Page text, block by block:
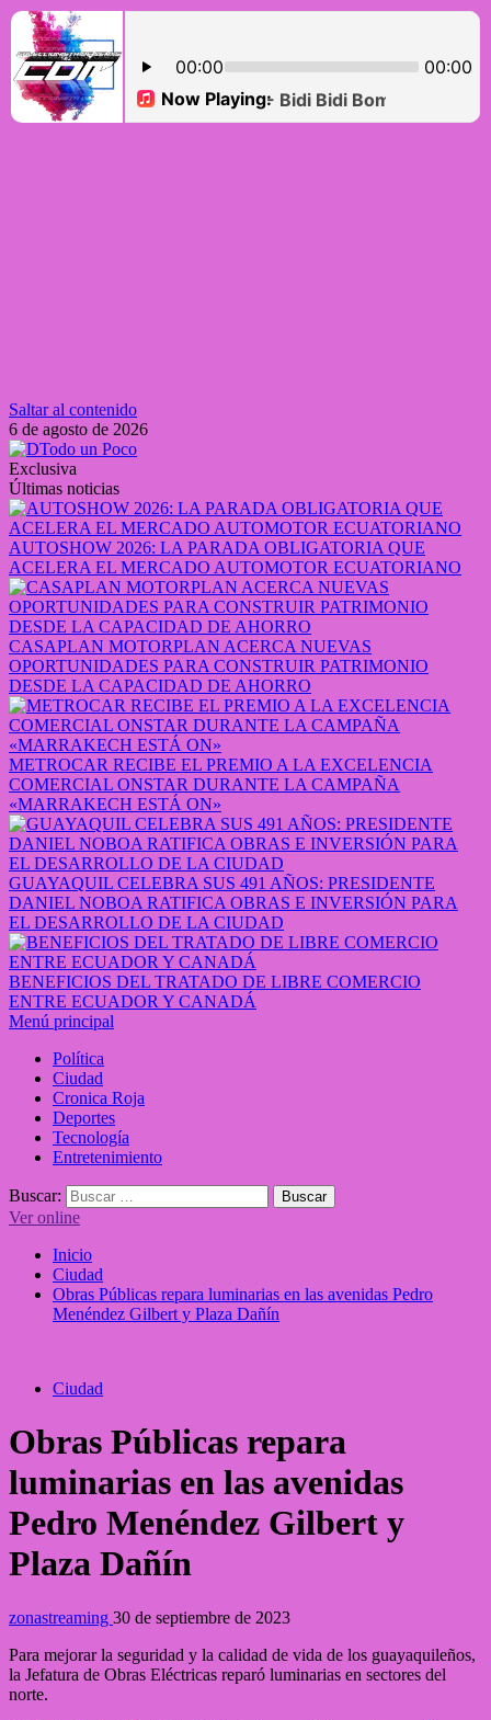
Saltar al contenido
6 de agosto de 2026
Exclusiva
Últimas noticias
AUTOSHOW 2026: LA PARADA OBLIGATORIA QUE
ACELERA EL MERCADO AUTOMOTOR ECUATORIANO
CASAPLAN MOTORPLAN ACERCA NUEVAS
OPORTUNIDADES PARA CONSTRUIR PATRIMONIO
DESDE LA CAPACIDAD DE AHORRO
METROCAR RECIBE EL PREMIO A LA EXCELENCIA
COMERCIAL ONSTAR DURANTE LA CAMPAÑA
«MARRAKECH ESTÁ ON»
GUAYAQUIL CELEBRA SUS 491 AÑOS: PRESIDENTE
DANIEL NOBOA RATIFICA OBRAS E INVERSIÓN PARA
EL DESARROLLO DE LA CIUDAD
BENEFICIOS DEL TRATADO DE LIBRE COMERCIO
ENTRE ECUADOR Y CANADÁ
Menú principal
Política
Ciudad
Cronica Roja
Deportes
Tecnología
Entretenimiento
Buscar:
Ver online
Inicio
Ciudad
Obras Públicas repara luminarias en las avenidas Pedro
Menéndez Gilbert y Plaza Dañín
Ciudad
Obras Públicas repara
luminarias en las avenidas
Pedro Menéndez Gilbert y
Plaza Dañín
zonastreaming 30 de septiembre de 2023
Para mejorar la seguridad y la calidad de vida de los guayaquileños,
la Jefatura de Obras Eléctricas reparó luminarias en sectores del
norte.